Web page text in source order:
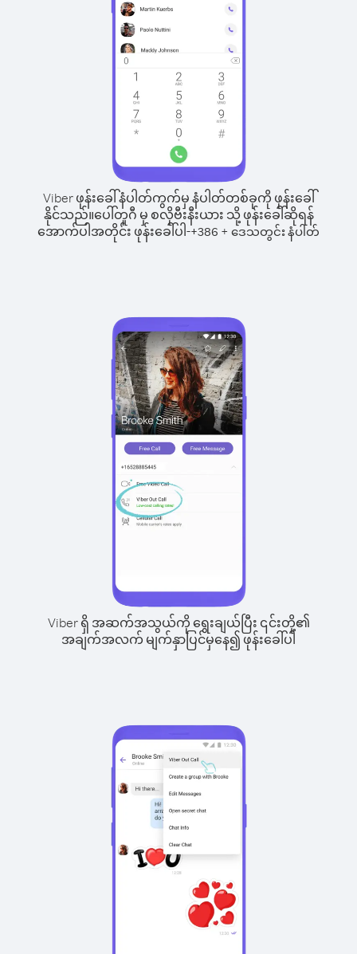
Viber ဖုန်းခေါ်နံပါတ်ကွက်မှ နံပါတ်တစ်ခုကို ဖုန်းခေါ်
နိုင်သည်။ပေါ်တူဂီ မှ စလိုဗီးနီးယား သို့ ဖုန်းခေါ်ဆိုရန်
အောက်ပါအတိုင်း ဖုန်းခေါ်ပါ-+386 + ဒေသတွင်း နံပါတ်
Viber ရှိ အဆက်အသွယ်ကို ရွေးချယ်ပြီး ၎င်းတို့၏
အချက်အလက် မျက်နှာပြင်မှနေ၍ ဖုန်းခေါ်ပါ